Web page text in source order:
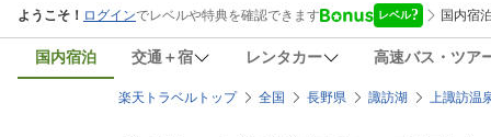
国内宿泊 交通＋宿 レンタカー 高速バス・ツア
楽天トラベルトップ 全国 長野県 諏訪湖 上諏訪温